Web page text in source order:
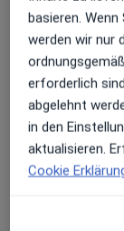
Geburt,
den
-Allgemeine
basieren.
werden wir nur
erforderlich
abgelehnt
in den
aktualisieren.
Cookie